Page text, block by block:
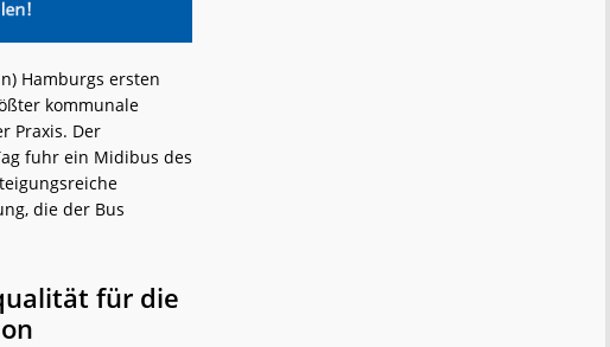
Hamburgs ersten
kommunale
Praxis. Der
fuhr ein Midibus des
die der Bus
für die